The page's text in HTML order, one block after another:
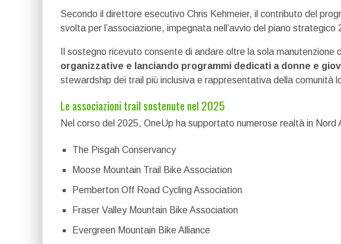
Secondo il direttore esecutivo Chris Kehmeier, il contributo del
svolta per l’associazione, impegnata nell’avvio del piano strategico
Il sostegno ricevuto consente di andare oltre la sola manutenzione
organizzative e lanciando programmi dedicati a donne e
stewardship dei trail più inclusiva e rappresentativa della comunità
Le associazioni trail sostenute nel 2025
Nel corso del 2025, OneUp ha supportato numerose realtà in Nord
The Pisgah Conservancy
Moose Mountain Trail Bike Association
Pemberton Off Road Cycling Association
Fraser Valley Mountain Bike Association
Evergreen Mountain Bike Alliance